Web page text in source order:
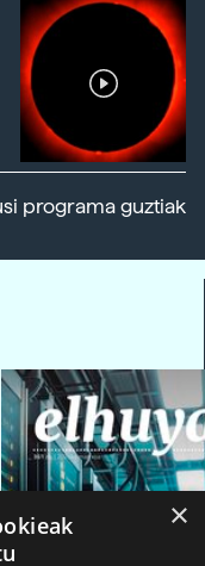
programa guztiak
×